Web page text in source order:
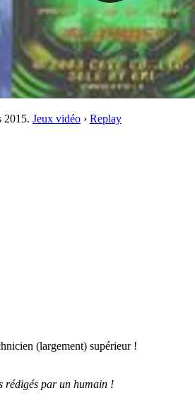
2015. Jeux vidéo › Replay
(largement) supérieur !
rédigés par un humain !